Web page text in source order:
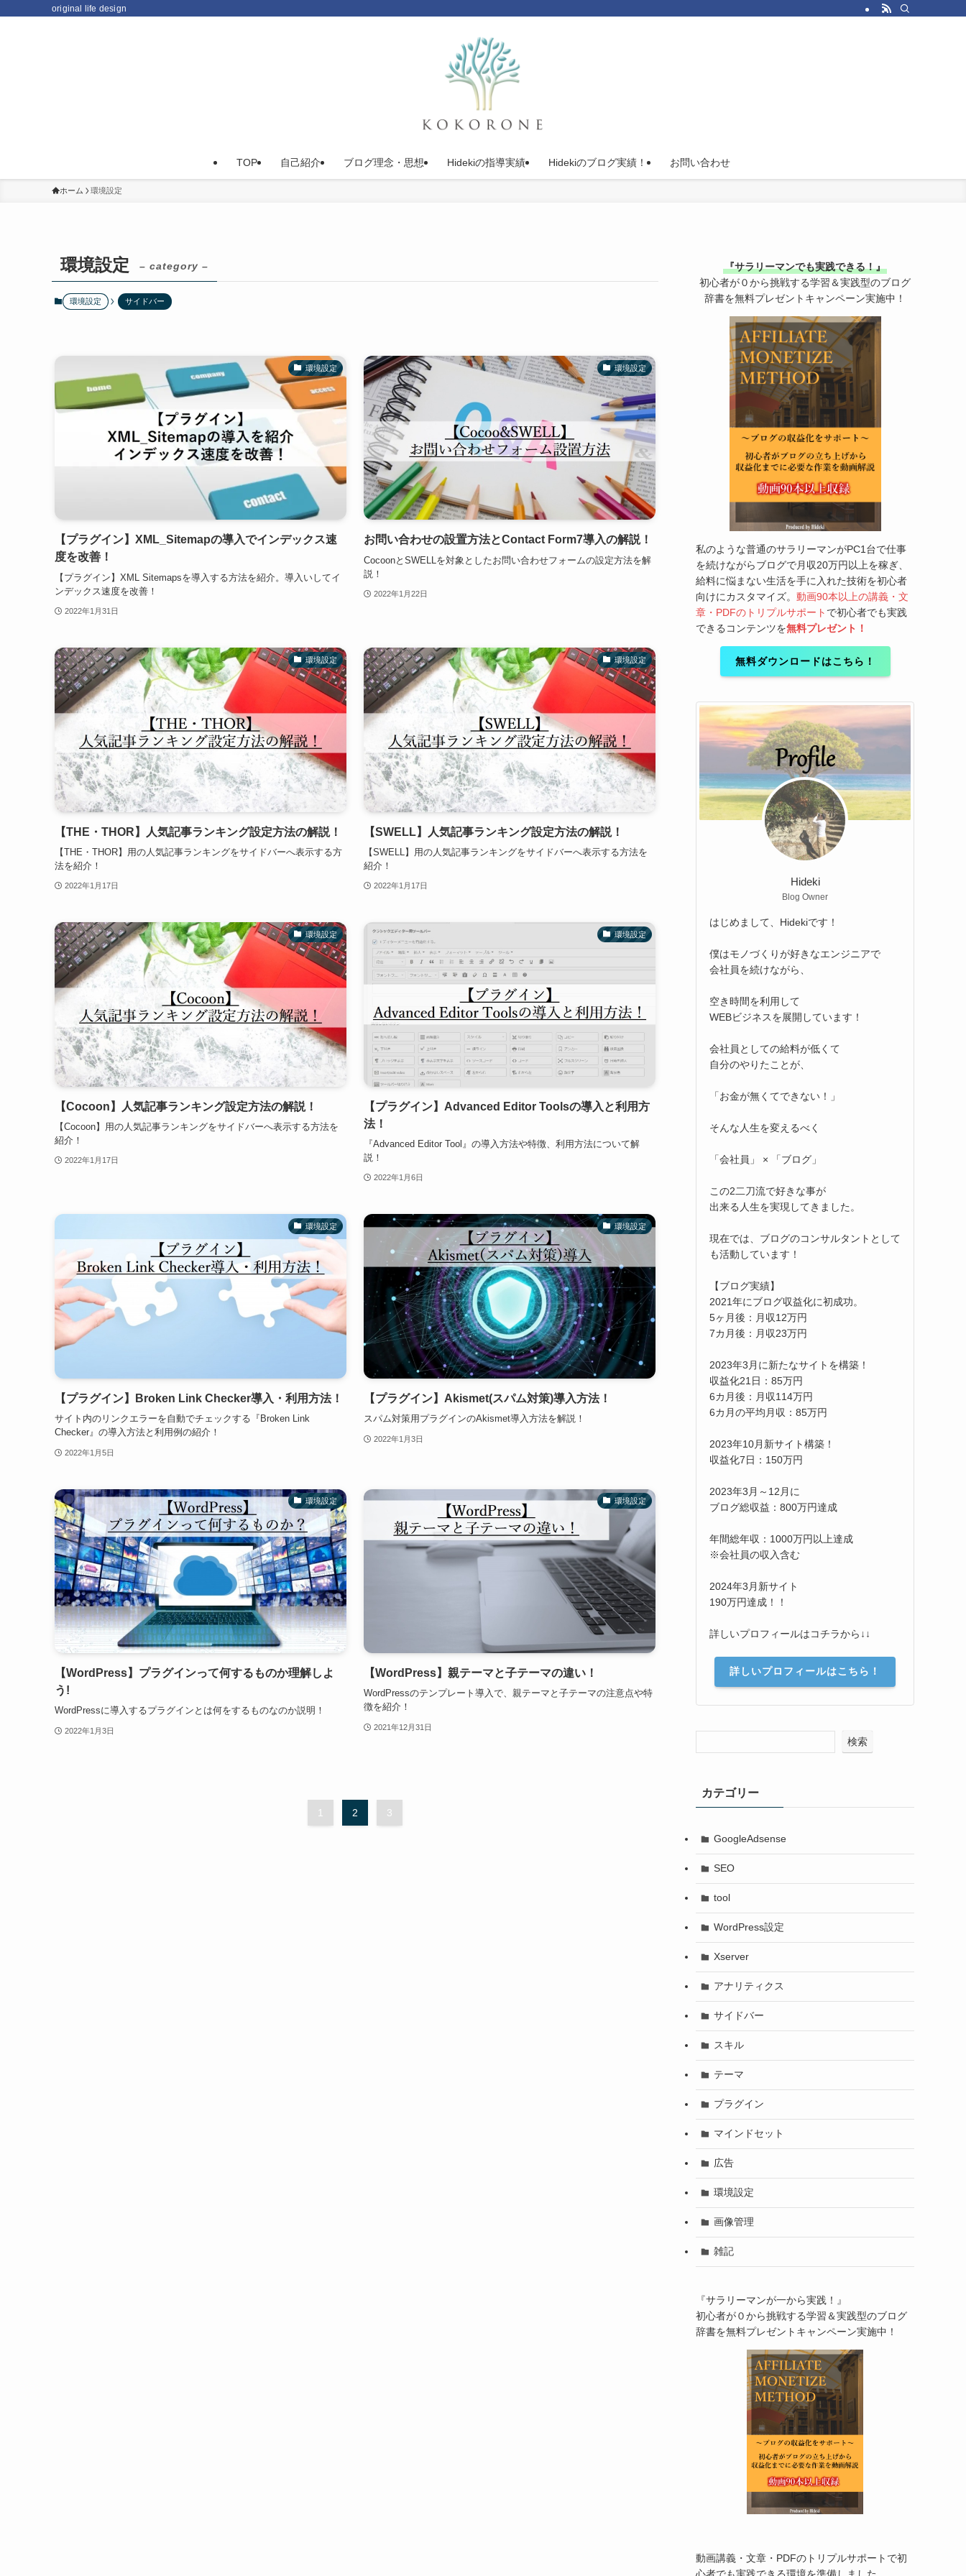
original life design
TOP 自己紹介 ブログ理念・思想 Hidekiの指導実績 Hidekiのブログ実績！ お問い合わせ
ホーム 環境設定
環境設定 – category –
環境設定 サイドバー
環境設定
【プラグイン】XML_Sitemapの導入でインデックス速
度を改善！
【プラグイン】XML Sitemapsを導入する方法を紹介。導入いしてイ
ンデックス速度を改善！
2022年1月31日
環境設定
お問い合わせの設置方法とContact Form7導入の解説！
CocoonとSWELLを対象としたお問い合わせフォームの設定方法を解
説！
2022年1月22日
環境設定
【THE・THOR】人気記事ランキング設定方法の解説！
【THE・THOR】用の人気記事ランキングをサイドバーへ表示する方
法を紹介！
2022年1月17日
環境設定
【SWELL】人気記事ランキング設定方法の解説！
【SWELL】用の人気記事ランキングをサイドバーへ表示する方法を
紹介！
2022年1月17日
環境設定
【Cocoon】人気記事ランキング設定方法の解説！
【Cocoon】用の人気記事ランキングをサイドバーへ表示する方法を
紹介！
2022年1月17日
環境設定
【プラグイン】Advanced Editor Toolsの導入と利用方
法！
『Advanced Editor Tool』の導入方法や特徴、利用方法について解
説！
2022年1月6日
環境設定
【プラグイン】Broken Link Checker導入・利用方法！
サイト内のリンクエラーを自動でチェックする『Broken Link
Checker』の導入方法と利用例の紹介！
2022年1月5日
環境設定
【プラグイン】Akismet(スパム対策)導入方法！
スパム対策用プラグインのAkismet導入方法を解説！
2022年1月3日
環境設定
【WordPress】プラグインって何するものか理解しよ
う!
WordPressに導入するプラグインとは何をするものなのか説明！
2022年1月3日
環境設定
【WordPress】親テーマと子テーマの違い！
WordPressのテンプレート導入で、親テーマと子テーマの注意点や特
徴を紹介！
2021年12月31日
1 2 3
『サラリーマンでも実践できる！』
初心者が０から挑戦する学習＆実践型のブログ
辞書を無料プレゼントキャンペーン実施中！
私のような普通のサラリーマンがPC1台で仕事
を続けながらブログで月収20万円以上を稼ぎ、
給料に悩まない生活を手に入れた技術を初心者
向けにカスタマイズ。 動画90本以上の講義・文
章・PDFのトリプルサポート で初心者でも実践
できるコンテンツを無料プレゼント！
無料ダウンロードはこちら！
Hideki
Blog Owner
はじめまして、Hidekiです！
僕はモノづくりが好きなエンジニアで
会社員を続けながら、
空き時間を利用して
WEBビジネスを展開しています！
会社員としての給料が低くて
自分のやりたことが、
「お金が無くてできない！」
そんな人生を変えるべく
「会社員」 × 「ブログ」
この2二刀流で好きな事が
出来る人生を実現してきました。
現在では、ブログのコンサルタントとして
も活動しています！
【ブログ実績】
2021年にブログ収益化に初成功。
5ヶ月後：月収12万円
7カ月後：月収23万円
2023年3月に新たなサイトを構築！
収益化21日：85万円
6カ月後：月収114万円
6カ月の平均月収：85万円
2023年10月新サイト構築！
収益化7日：150万円
2023年3月～12月に
ブログ総収益：800万円達成
年間総年収：1000万円以上達成
※会社員の収入含む
2024年3月新サイト
190万円達成！！
詳しいプロフィールはコチラから↓↓
詳しいプロフィールはこちら！
検索
カテゴリー
GoogleAdsense
SEO
tool
WordPress設定
Xserver
アナリティクス
サイドバー
スキル
テーマ
プラグイン
マインドセット
広告
環境設定
画像管理
雑記
『サラリーマンが一から実践！』
初心者が０から挑戦する学習＆実践型のブログ
辞書を無料プレゼントキャンペーン実施中！
動画講義・文章・PDFのトリプルサポートで初